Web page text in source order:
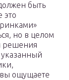
быть
это
но в целом
решения
указанный
вы ощущаете